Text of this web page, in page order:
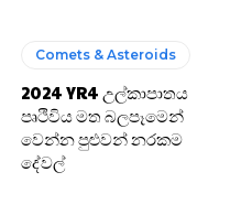
Comets & Asteroids
2024 YR4 උල්කාපාතය
පෘථිවිය මත බලපෑමෙන්
වෙන්න පුළුවන් නරකම
දේවල්